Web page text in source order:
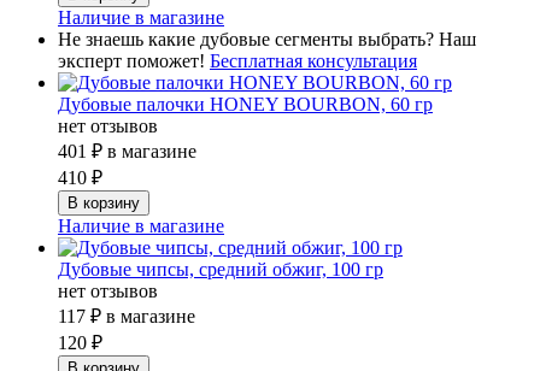
Наличие в магазине
Не знаешь какие дубовые сегменты выбрать? Наш
эксперт поможет! Бесплатная консультация
Дубовые палочки HONEY BOURBON, 60 гр
нет отзывов
401 ₽ в магазине
410 ₽
Наличие в магазине
Дубовые чипсы, средний обжиг, 100 гр
нет отзывов
117 ₽ в магазине
120 ₽